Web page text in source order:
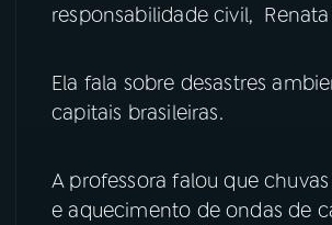
07ÚLTIMAS
08FESTIVAL DE MÚSICA
responsabilidade civil,
Ela fala sobre desastres
capitais brasileiras.
A professora falou que
e aquecimento de ondas de